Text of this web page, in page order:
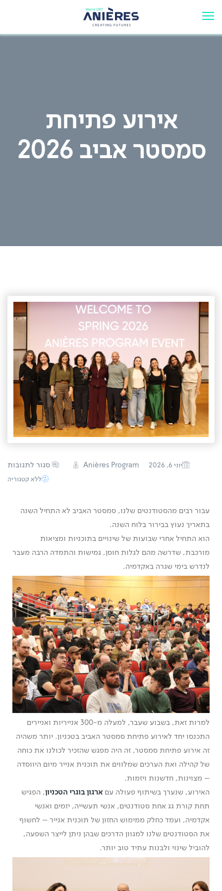
אירוע פתיחת
סמסטר אביב 2026
יוני 6, 2026 Anières Program סגור לתגובות
ללא קטגוריה
עבור רבים מהסטודנטים שלנו, סמסטר האביב לא התחיל השנה
בתאריך נעוץ בבירור בלוח השנה.
הוא התחיל אחרי שבועות של שינויים בתוכניות ומציאות
מורכבת, שדרשה מהם לגלות חוסן, גמישות והתמדה הרבה מעבר
לנדרש בימי שגרה באקדמיה.
למרות זאת, בשבוע שעבר, למעלה מ-300 אנייריות ואניירים
התכנסו יחד לאירוע פתיחת סמסטר האביב בטכניון. יותר משהיה
זה אירוע פתיחת סמסטר, זה היה מפגש שהזכיר לכולנו את כוחה
של קהילה ואת הערכים שמלווים את תוכנית אנייר מיום היווסדה
– מצוינות, חדשנות ויזמות.
האירוע, שנערך בשיתוף פעולה עם ארגון בוגרי הטכניון, הפגיש
תחת קורת גג אחת סטודנטים, אנשי תעשייה, יזמים ואנשי
אקדמיה, ועמד כחלק ממימוש החזון של תוכנית אנייר – לחשוף
את הסטודנטים שלנו למגוון הדרכים שבהן ניתן לייצר השפעה,
להוביל שינוי ולבנות עתיד טוב יותר.